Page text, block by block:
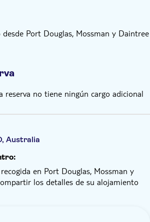
desde Port Douglas, Mossman y Daintree
reserva no tiene ningún cargo adicional
Australia
en Port Douglas, Mossman y
los detalles de su alojamiento